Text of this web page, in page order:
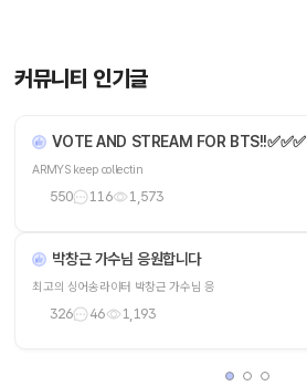
커뮤니티 인기글
VOTE AND STREAM FOR BTS!!✅️✅️✅
ARMYS keep collectin
550 116 1,573
박창근 가수님 응원합니다
최고의 싱어송라이터 박창근 가수님 응
326 46 1,193